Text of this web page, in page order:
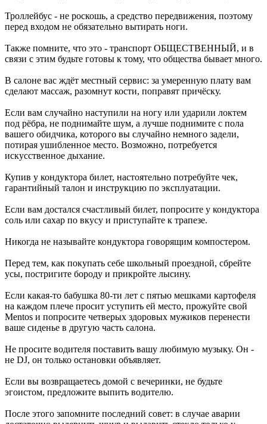
Троллейбус - не роскошь, а средство передвижения, поэтому
перед входом не обязательно вытирать ноги.
Также помните, что это - транспорт ОБЩЕСТВЕННЫЙ, и в
связи с этим будьте готовы к тому, что общества бывает много.
В салоне вас ждёт местный сервис: за умеренную плату вам
сделают массаж, разомнут кости, поправят причёску.
Если вам случайно наступили на ногу или ударили локтем
под рёбра, не поднимайте шум, а лучше поднимите с пола
вашего обидчика, которого вы случайно немного задели,
потирая ушибленное место. Возможно, потребуется
искусственное дыхание.
Купив у кондуктора билет, настоятельно потребуйте чек,
гарантийный талон и инструкцию по эксплуатации.
Если вам достался счастливый билет, попросите у кондуктора
соль или сахар по вкусу и приступайте к трапезе.
Никогда не называйте кондуктора говорящим компостером.
Перед тем, как покупать себе школьный проездной, сбрейте
усы, постригите бороду и прикройте лысину.
Если какая-то бабушка 80-ти лет с пятью мешками картофеля
на каждом плече просит уступить ей место, прожуйте свой
Mentos и попросите четверых здоровых мужиков перенести
ваше сиденье в другую часть салона.
Не просите водителя поставить вашу любимую музыку. Он -
не DJ, он только остановки объявляет.
Если вы возвращаетесь домой с вечеринки, не будьте
эгоистом, предложите выпить водителю.
После этого запомните последний совет: в случае аварии